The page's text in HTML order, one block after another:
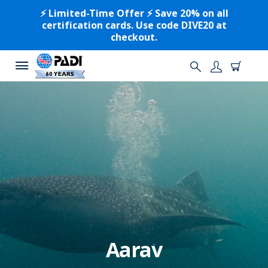
⚡️ Limited-Time Offer ⚡️ Save 20% on all
certification cards. Use code DIVE20 at
checkout.
Aarav